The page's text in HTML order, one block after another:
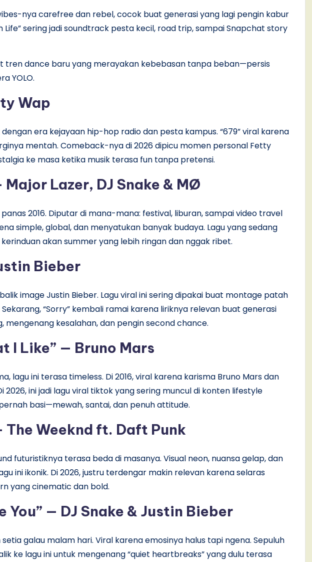
nya carefree dan rebel, cocok buat generasi yang lagi pengin kabur
Life” sering jadi soundtrack pesta kecil, road trip, sampai Snapchat story
tren dance baru yang merayakan kebebasan tanpa beban—persis
YOLO.
Wap
dengan era kejayaan hip-hop radio dan pesta kampus. “679” viral karena
mentah. Comeback-nya di 2026 dipicu momen personal Fetty
ke masa ketika musik terasa fun tanpa pretensi.
Major Lazer, DJ Snake & MØ
2016. Diputar di mana-mana: festival, liburan, sampai video travel
simple, global, dan menyatukan banyak budaya. Lagu yang sedang
kerinduan akan summer yang lebih ringan dan nggak ribet.
Bieber
image Justin Bieber. Lagu viral ini sering dipakai buat montage patah
“Sorry” kembali ramai karena liriknya relevan buat generasi
mengenang kesalahan, dan pengin second chance.
I Like” — Bruno Mars
lagu ini terasa timeless. Di 2016, viral karena karisma Bruno Mars dan
2026, ini jadi lagu viral tiktok yang sering muncul di konten lifestyle
basi—mewah, santai, dan penuh attitude.
The Weeknd ft. Daft Punk
futuristiknya terasa beda di masanya. Visual neon, nuansa gelap, dan
ini ikonik. Di 2026, justru terdengar makin relevan karena selaras
yang cinematic dan bold.
You” — DJ Snake & Justin Bieber
setia galau malam hari. Viral karena emosinya halus tapi ngena. Sepuluh
ke lagu ini untuk mengenang “quiet heartbreaks” yang dulu terasa